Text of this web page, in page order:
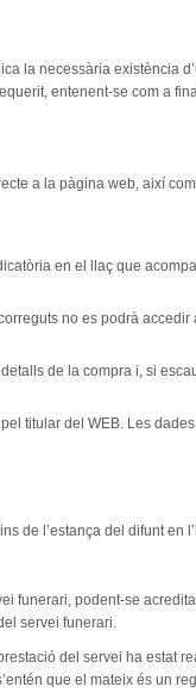
la necessària existència
entenent-se com a
a la pàgina web, així
en el llaç que
no es podrà
de la compra i, si
titular del WEB. Les
de l’estança del difunt en
funerari, podent-se
servei funerari.
del servei ha estat
que el mateix és un